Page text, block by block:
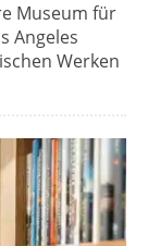
Museum für
Angeles
Werken